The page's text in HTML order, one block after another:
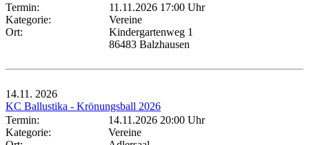
Termin:
11.11.2026 17:00 Uhr
Kategorie:
Vereine
Ort:
Kindergartenweg 1
86483 Balzhausen
14.11. 2026
KC Ballustika - Krönungsball 2026
Termin:
14.11.2026 20:00 Uhr
Kategorie:
Vereine